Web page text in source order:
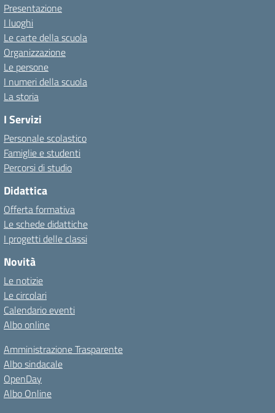
Presentazione
I luoghi
Le carte della scuola
Organizzazione
Le persone
I numeri della scuola
La storia
I Servizi
Personale scolastico
Famiglie e studenti
Percorsi di studio
Didattica
Offerta formativa
Le schede didattiche
I progetti delle classi
Novità
Le notizie
Le circolari
Calendario eventi
Albo online
Amministrazione Trasparente
Albo sindacale
OpenDay
Albo Online